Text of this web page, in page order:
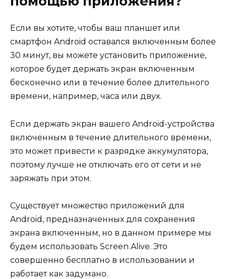
Если вы хотите, чтобы ваш планшет или
смартфон Android оставался включенным более
30 минут, вы можете установить приложение,
которое будет держать экран включенным
бесконечно или в течение более длительного
времени, например, часа или двух.
Если держать экран вашего Android-устройства
включенным в течение длительного времени,
это может привести к разрядке аккумулятора,
поэтому лучше не отключать его от сети и не
заряжать при этом.
Существует множество приложений для
Android, предназначенных для сохранения
экрана включенным, но в данном примере мы
будем использовать Screen Alive. Это
совершенно бесплатно в использовании и
работает как задумано.